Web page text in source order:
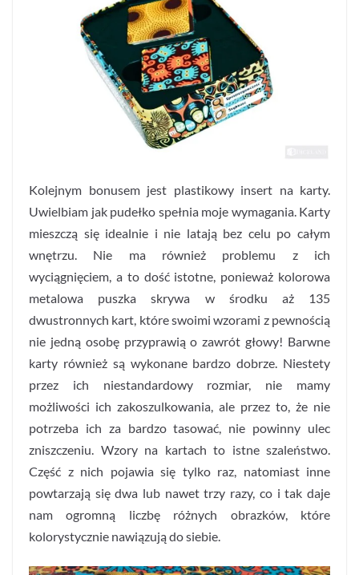
Kolejnym bonusem jest plastikowy insert na karty.
Uwielbiam jak pudełko spełnia moje wymagania. Karty
mieszczą się idealnie i nie latają bez celu po całym
wnętrzu. Nie ma również problemu z ich
wyciągnięciem, a to dość istotne, ponieważ kolorowa
metalowa puszka skrywa w środku aż 135
dwustronnych kart, które swoimi wzorami z pewnością
nie jedną osobę przyprawią o zawrót głowy! Barwne
karty również są wykonane bardzo dobrze. Niestety
przez ich niestandardowy rozmiar, nie mamy
możliwości ich zakoszulkowania, ale przez to, że nie
potrzeba ich za bardzo tasować, nie powinny ulec
zniszczeniu. Wzory na kartach to istne szaleństwo.
Część z nich pojawia się tylko raz, natomiast inne
powtarzają się dwa lub nawet trzy razy, co i tak daje
nam ogromną liczbę różnych obrazków, które
kolorystycznie nawiązują do siebie.